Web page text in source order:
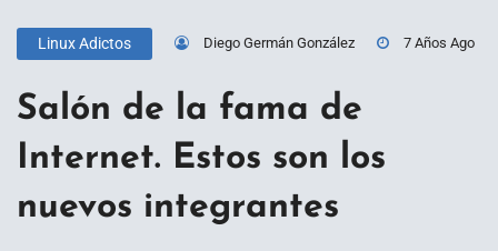
Linux Adictos Diego Germán González 7 Años Ago
Salón de la fama de
Internet. Estos son los
nuevos integrantes